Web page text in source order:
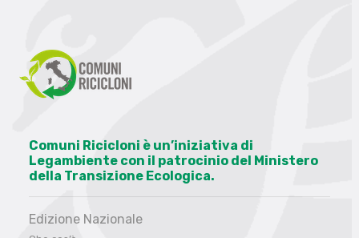
Comuni Ricicloni è un’iniziativa di
Legambiente con il patrocinio del Ministero
della Transizione Ecologica.
Edizione Nazionale